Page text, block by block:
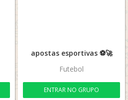
apostas esportivas ⚽🚀
Futebol
ENTRAR NO GRUPO